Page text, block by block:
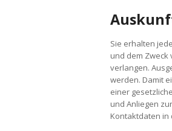
Sie erhalten
und dem Zweck
verlangen.
werden. Damit
einer
und Anliegen
Kontaktdaten in